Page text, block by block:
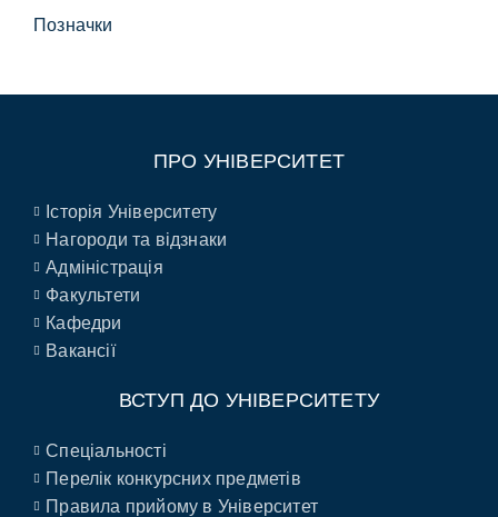
Позначки
ПРО УНІВЕРСИТЕТ
Історія Університету
Нагороди та відзнаки
Адміністрація
Факультети
Кафедри
Вакансії
ВСТУП ДО УНІВЕРСИТЕТУ
Спеціальності
Перелік конкурсних предметів
Правила прийому в Університет